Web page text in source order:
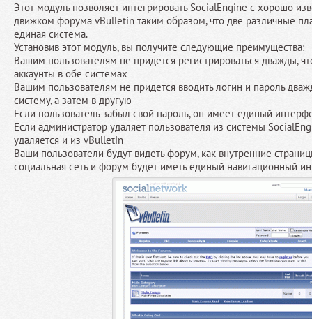
Этот модуль позволяет интегрировать SocialEngine с хорошо
движком форума vBulletin таким образом, что две различные
единая система.
Установив этот модуль, вы получите следующие преимущества:
Вашим пользователям не придется регистрироваться дважды,
аккаунты в обе системах
Вашим пользователям не придется вводить логин и пароль
систему, а затем в другую
Если пользователь забыл свой пароль, он имеет единый
Если администратор удаляет пользователя из системы
удаляется и из vBulletin
Ваши пользователи будут видеть форум, как внутренние
социальная сеть и форум будет иметь единый навигационный